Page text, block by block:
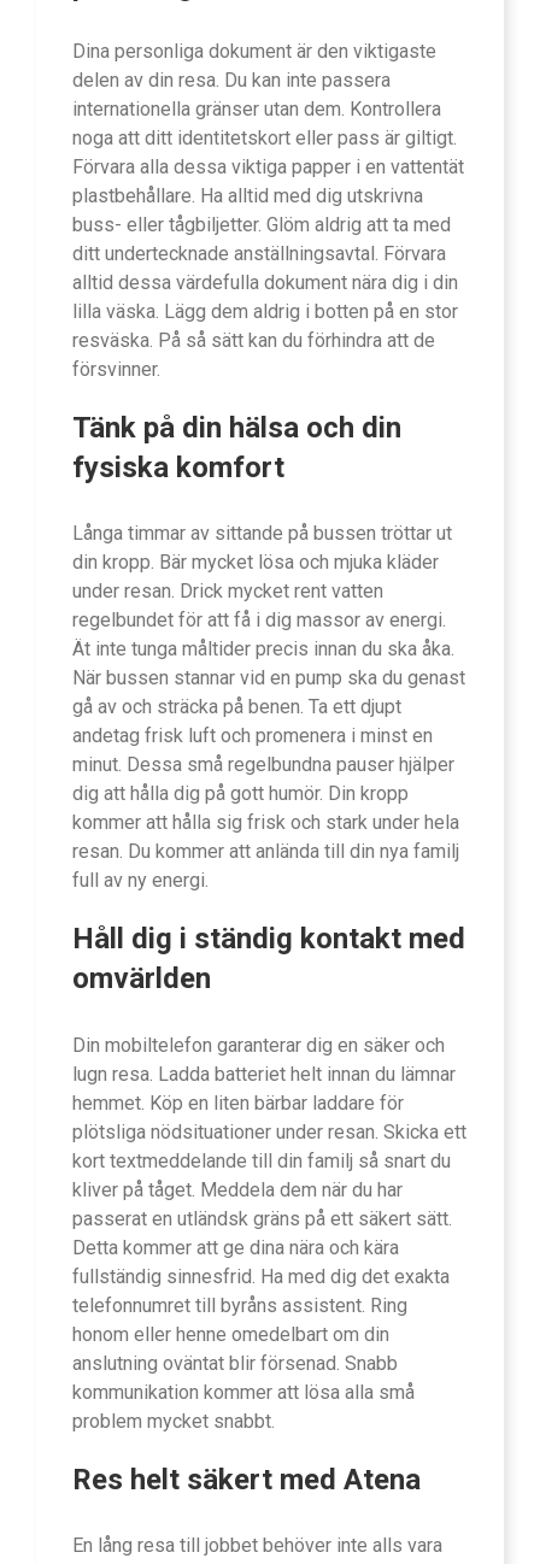
Dina personliga dokument är den viktigaste
delen av din resa. Du kan inte passera
internationella gränser utan dem. Kontrollera
noga att ditt identitetskort eller pass är giltigt.
Förvara alla dessa viktiga papper i en vattentät
plastbehållare. Ha alltid med dig utskrivna
buss- eller tågbiljetter. Glöm aldrig att ta med
ditt undertecknade anställningsavtal. Förvara
alltid dessa värdefulla dokument nära dig i din
lilla väska. Lägg dem aldrig i botten på en stor
resväska. På så sätt kan du förhindra att de
försvinner.
Tänk på din hälsa och din
fysiska komfort
Långa timmar av sittande på bussen tröttar ut
din kropp. Bär mycket lösa och mjuka kläder
under resan. Drick mycket rent vatten
regelbundet för att få i dig massor av energi.
Ät inte tunga måltider precis innan du ska åka.
När bussen stannar vid en pump ska du genast
gå av och sträcka på benen. Ta ett djupt
andetag frisk luft och promenera i minst en
minut. Dessa små regelbundna pauser hjälper
dig att hålla dig på gott humör. Din kropp
kommer att hålla sig frisk och stark under hela
resan. Du kommer att anlända till din nya familj
full av ny energi.
Håll dig i ständig kontakt med
omvärlden
Din mobiltelefon garanterar dig en säker och
lugn resa. Ladda batteriet helt innan du lämnar
hemmet. Köp en liten bärbar laddare för
plötsliga nödsituationer under resan. Skicka ett
kort textmeddelande till din familj så snart du
kliver på tåget. Meddela dem när du har
passerat en utländsk gräns på ett säkert sätt.
Detta kommer att ge dina nära och kära
fullständig sinnesfrid. Ha med dig det exakta
telefonnumret till byråns assistent. Ring
honom eller henne omedelbart om din
anslutning oväntat blir försenad. Snabb
kommunikation kommer att lösa alla små
problem mycket snabbt.
Res helt säkert med Atena
En lång resa till jobbet behöver inte alls vara